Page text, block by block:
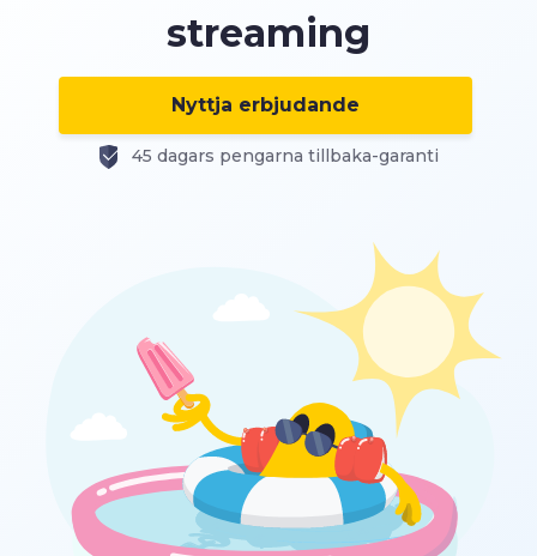
streaming
Nyttja erbjudande
45 dagars pengarna tillbaka-garanti